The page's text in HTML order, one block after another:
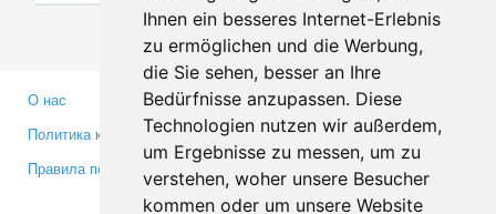
Ihnen ein besseres Internet-Erlebnis
zu ermöglichen und die Werbung,
die Sie sehen, besser an Ihre
Bedürfnisse anzupassen. Diese
Technologien nutzen wir außerdem,
um Ergebnisse zu messen, um zu
verstehen, woher unsere Besucher
kommen oder um unsere Website
О нас
Политика конфиденциальности
Правила пользования
Партнерам
Инвесторам
Медиа